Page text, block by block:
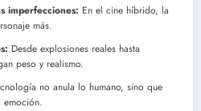
imperfecciones: En el cine híbrido, la
más.
Desde explosiones reales hasta
peso y realismo.
no anula lo humano, sino que
emoción.